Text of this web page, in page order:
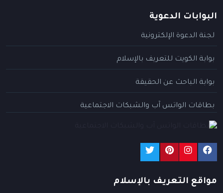
البوابات الدعوية
لجنة الدعوة الإلكترونية
بوابة الكويت للتعريف بالإسلام
بوابة الباحث عن الحقيقة
بطاقات الواتس آب والشبكات الاجتماعية
مواقع التعريف بالإسلام